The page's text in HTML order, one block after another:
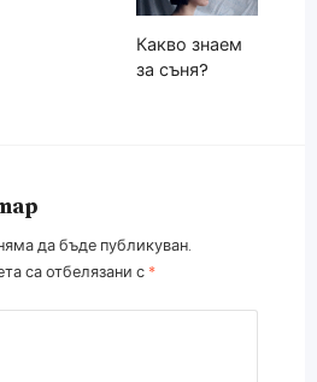
Какво знаем
за съня?
да бъде публикуван.
са отбелязани с *